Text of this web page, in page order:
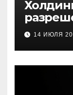
Турции
14 ИЮЛЯ